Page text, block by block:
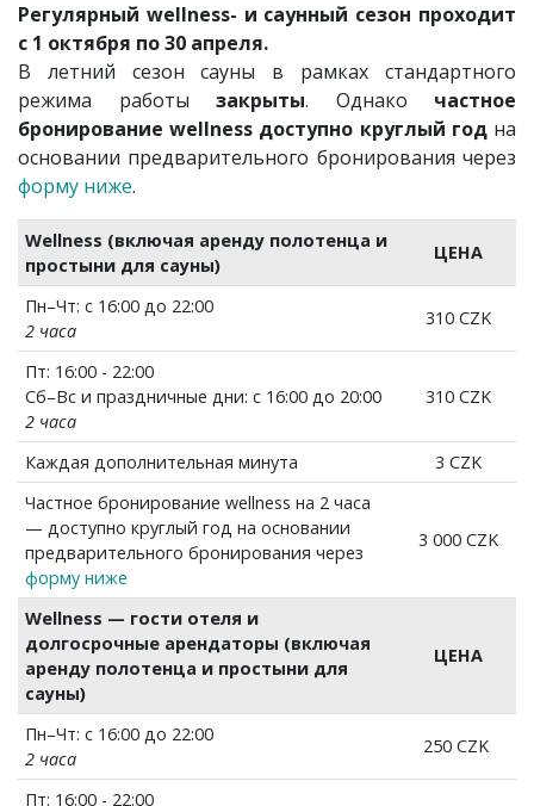
Регулярный wellness- и саунный сезон проходит
с 1 октября по 30 апреля.
В летний сезон сауны в рамках стандартного
режима работы закрыты. Однако частное
бронирование wellness доступно круглый годна
основании предварительного бронирования через
форму ниже.
Wellness (включая аренду полотенца и
простыни для сауны)
ЦЕНА
Пн–Чт: с 16:00 до 22:00
2 часа
310 CZK
Пт: 16:00 - 22:00
Сб–Вс и праздничные дни: с 16:00 до 20:00
2 часа
310 CZK
Каждая дополнительная минута
3 CZK
Частное бронирование wellness на 2 часа
— доступно круглый год на основании
предварительного бронирования через
форму ниже
3 000 CZK
Wellness — гости отеля и
долгосрочные арендаторы (включая
аренду полотенца и простыни для
сауны)
ЦЕНА
Пн–Чт: с 16:00 до 22:00
2 часа
250 CZK
Пт: 16:00 - 22:00